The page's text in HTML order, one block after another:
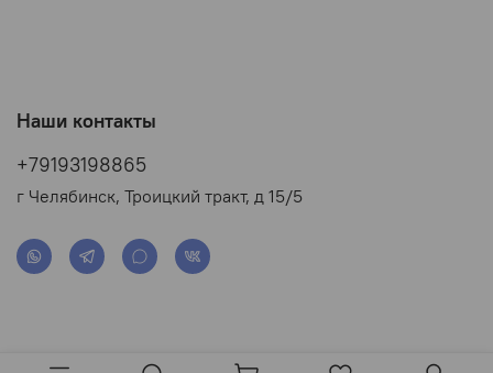
Наши контакты
+79193198865
г Челябинск, Троицкий тракт, д 15/5